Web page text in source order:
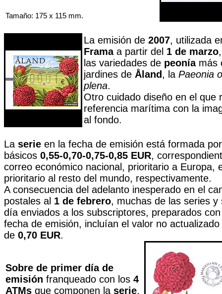
Tamaño: 175 x 115 mm.
La emisión de 2007, utilizada
Framaa partir del 1 de marzo
las variedades de peoníamás
jardines de Åland, la Paeonia
plena.
Otro cuidado diseño en el que
referencia marítima con la
al fondo.
La serie en la fecha de emisión está formada
básicos 0,55-0,70-0,75-0,85 EUR,
correo económico nacional, prioritario a Europa,
prioritario al resto del mundo, respectivamente.
A consecuencia del adelanto inesperado en el
postales al 1 de febrero, muchas de las series y
día enviados a los subscriptores, preparados
fecha de emisión, incluían el valor no actualizado
de 0,70 EUR.
Sobre de primer día de
emisión franqueado con los 4
ATMs que componen la serie,